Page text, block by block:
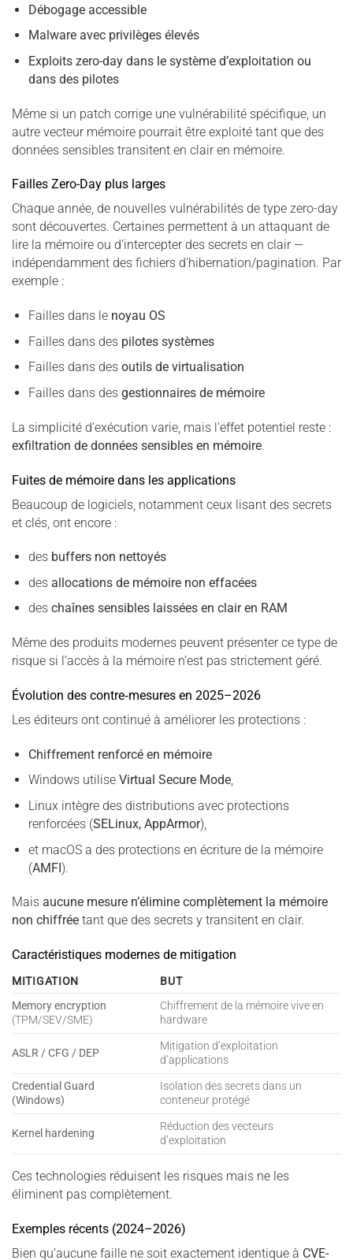
Débogage accessible
Malware avec privilèges élevés
Exploits zero-day dans le système d’exploitation ou
dans des pilotes
Même si un patch corrige une vulnérabilité spécifique, un
autre vecteur mémoire pourrait être exploité tant que des
données sensibles transitent en clair en mémoire.
Failles Zero-Day plus larges
Chaque année, de nouvelles vulnérabilités de type zero-day
sont découvertes. Certaines permettent à un attaquant de
lire la mémoire ou d’intercepter des secrets en clair —
indépendamment des fichiers d’hibernation/pagination. Par
exemple :
Failles dans le noyau OS
Failles dans des pilotes systèmes
Failles dans des outils de virtualisation
Failles dans des gestionnaires de mémoire
La simplicité d’exécution varie, mais l’effet potentiel reste :
exfiltration de données sensibles en mémoire.
Fuites de mémoire dans les applications
Beaucoup de logiciels, notamment ceux lisant des secrets
et clés, ont encore :
des buffers non nettoyés
des allocations de mémoire non effacées
des chaînes sensibles laissées en clair en RAM
Même des produits modernes peuvent présenter ce type de
risque si l’accès à la mémoire n’est pas strictement géré.
Évolution des contre‑mesures en 2025–2026
Les éditeurs ont continué à améliorer les protections :
Chiffrement renforcé en mémoire
Windows utilise Virtual Secure Mode,
Linux intègre des distributions avec protections
renforcées (SELinux, AppArmor),
et macOS a des protections en écriture de la mémoire
(AMFI).
Mais aucune mesure n’élimine complètement la mémoire
non chiffrée tant que des secrets y transitent en clair.
Caractéristiques modernes de mitigation
MITIGATION
BUT
Memory encryption
(TPM/SEV/SME)
Chiffrement de la mémoire vive en
hardware
ASLR / CFG / DEP
Mitigation d’exploitation
d’applications
Credential Guard
(Windows)
Isolation des secrets dans un
conteneur protégé
Kernel hardening
Réduction des vecteurs
d’exploitation
Ces technologies réduisent les risques mais ne les
éliminent pas complètement.
Exemples récents (2024–2026)
Bien qu’aucune faille ne soit exactement identique à CVE-